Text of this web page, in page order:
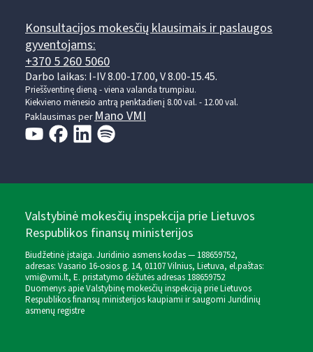
Konsultacijos mokesčių klausimais ir paslaugos
gyventojams:
+370 5 260 5060
Darbo laikas: I-IV 8.00-17.00, V 8.00-15.45.
Prieššventinę dieną - viena valanda trumpiau.
Kiekvieno mėnesio antrą penktadienį 8.00 val. - 12.00 val.
Paklausimas perMano VMI
Valstybinė mokesčių inspekcija prie Lietuvos
Respublikos finansų ministerijos
Biudžetinė įstaiga. Juridinio asmens kodas — 188659752,
adresas: Vasario 16-osios g. 14, 01107 Vilnius, Lietuva, el.paštas:
vmi@vmi.lt, E. pristatymo dėžutės adresas 188659752
Duomenys apie Valstybinę mokesčių inspekciją prie Lietuvos
Respublikos finansų ministerijos kaupiami ir saugomi Juridinių
asmenų registre